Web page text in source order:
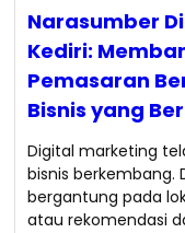
Narasumber
Kediri:
Pemasaran
Bisnis yang
Digital marketing
bisnis berkembang.
bergantung pada
atau rekomendasi